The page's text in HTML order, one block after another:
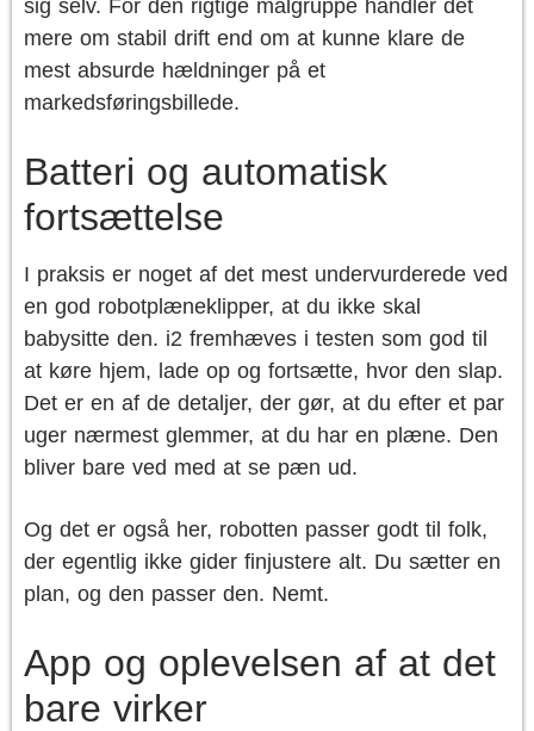
sig selv. For den rigtige målgruppe handler det
mere om stabil drift end om at kunne klare de
mest absurde hældninger på et
markedsføringsbillede.
Batteri og automatisk
fortsættelse
I praksis er noget af det mest undervurderede ved
en god robotplæneklipper, at du ikke skal
babysitte den. i2 fremhæves i testen som god til
at køre hjem, lade op og fortsætte, hvor den slap.
Det er en af de detaljer, der gør, at du efter et par
uger nærmest glemmer, at du har en plæne. Den
bliver bare ved med at se pæn ud.
Og det er også her, robotten passer godt til folk,
der egentlig ikke gider finjustere alt. Du sætter en
plan, og den passer den. Nemt.
App og oplevelsen af at det
bare virker